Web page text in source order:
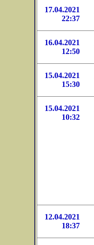
17.04.2021
22:37
16.04.2021
12:50
15.04.2021
15:30
15.04.2021
10:32
12.04.2021
18:37